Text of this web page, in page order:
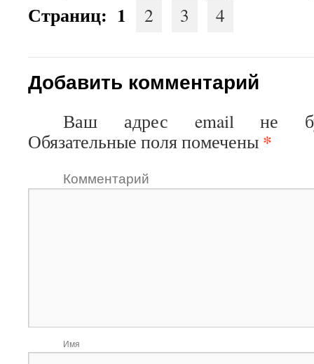
Страниц: 1 2 3 4
Добавить комментарий
Ваш адрес email не
Обязательные поля помечены *